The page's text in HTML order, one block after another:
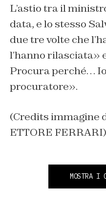
L’astio tra il
data, e lo stesso
due tre volte che
l’hanno rilasciata»
Procura perché…
procuratore».
(Credits immagine
ETTORE FERRARI)
MOSTRA I